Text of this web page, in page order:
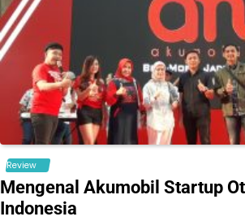
Review
Mengenal Akumobil Startup
Indonesia